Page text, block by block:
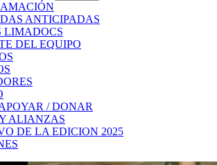
ANTICIPADAS
LIMADOCS
DEL EQUIPO
/ DONAR
ALIANZAS
DE LA EDICION 2025